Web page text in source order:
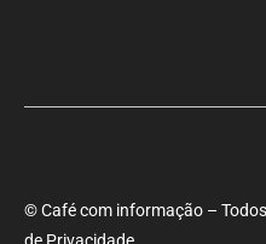
© Café com informação –